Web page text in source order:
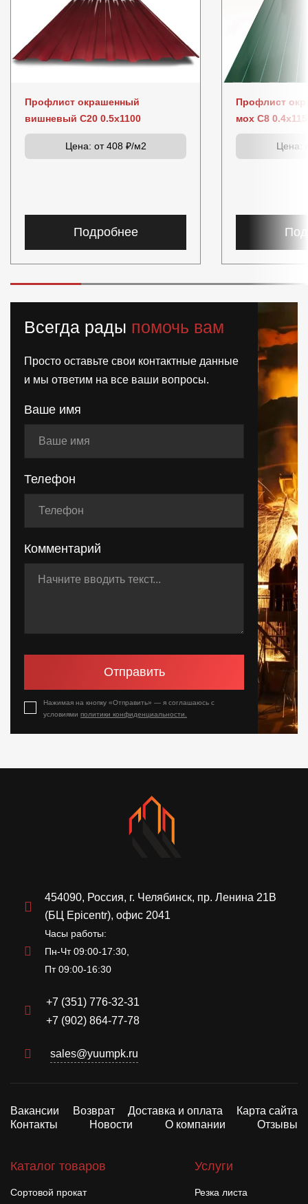
Профлист окрашенный
вишневый C20 0.5x1100
Цена: от 408 ₽/м2
Подробнее
Профлист
мох C8
Цена:
Всегда рады помочь вам
Просто оставьте свои контактные данные
и мы ответим на все ваши вопросы.
Ваше имя
Телефон
Комментарий
Отправить
Нажимая на кнопку «Отправить» — я соглашаюсь с
условиями политики конфиденциальности.
454090, Россия, г. Челябинск, пр. Ленина 21В
(БЦ Epicentr), офис 2041
Часы работы:
Пн-Чт 09:00-17:30,
Пт 09:00-16:30
+7 (351) 776-32-31
+7 (902) 864-77-78
sales@yuumpk.ru
Вакансии Возврат Доставка и оплата
Карта сайта
Контакты
Новости О компании Отзывы
Каталог товаров
Сортовой прокат
Услуги
Резка листа